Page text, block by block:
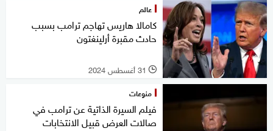
عالم
كامالا هاريس تهاجم ترامب بسبب
حادث مقبرة أرلينغتون
l 31 أغسطس 2024
منوعات
فيلم السيرة الذاتية عن ترامب في
صالات العرض قبيل الانتخابات